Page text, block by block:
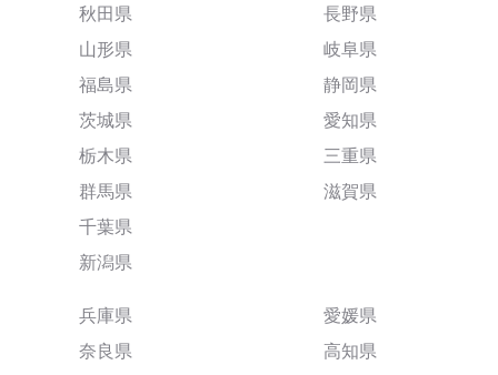
秋田県
山形県
福島県
茨城県
栃木県
群馬県
千葉県
新潟県
長野県
岐阜県
静岡県
愛知県
三重県
滋賀県
兵庫県
奈良県
愛媛県
高知県